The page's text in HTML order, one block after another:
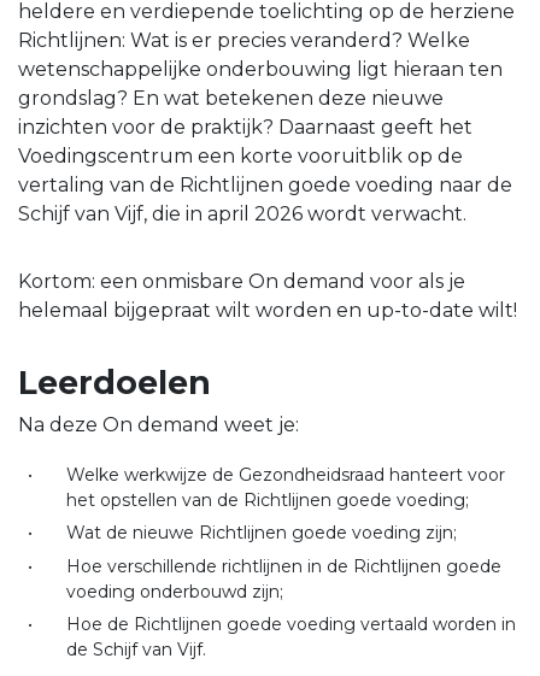
heldere en verdiepende toelichting op de herziene
Richtlijnen: Wat is er precies veranderd? Welke
wetenschappelijke onderbouwing ligt hieraan ten
grondslag? En wat betekenen deze nieuwe
inzichten voor de praktijk? Daarnaast geeft het
Voedingscentrum een korte vooruitblik op de
vertaling van de Richtlijnen goede voeding naar de
Schijf van Vijf, die in april 2026 wordt verwacht.
Kortom: een onmisbare On demand voor als je
helemaal bijgepraat wilt worden en up-to-date wilt!
Leerdoelen
Na deze On demand weet je:
Welke werkwijze de Gezondheidsraad hanteert voor
het opstellen van de Richtlijnen goede voeding;
Wat de nieuwe Richtlijnen goede voeding zijn;
Hoe verschillende richtlijnen in de Richtlijnen goede
voeding onderbouwd zijn;
Hoe de Richtlijnen goede voeding vertaald worden in
de Schijf van Vijf.